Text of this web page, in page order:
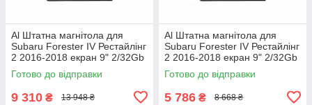
Al Штатна магнітола для
Subaru Forester IV Рестайлінг
2 2016-2018 екран 9" 2/32Gb
4G Wi-Fi GPS Top Android
Готово до відправки
9 310 ₴ 13 948 ₴
Al Штатна магнітола для
Subaru Forester IV Рестайлінг
2 2016-2018 екран 9" 2/32Gb
Wi-Fi GPS Base Android
Готово до відправки
5 786 ₴ 8 668 ₴